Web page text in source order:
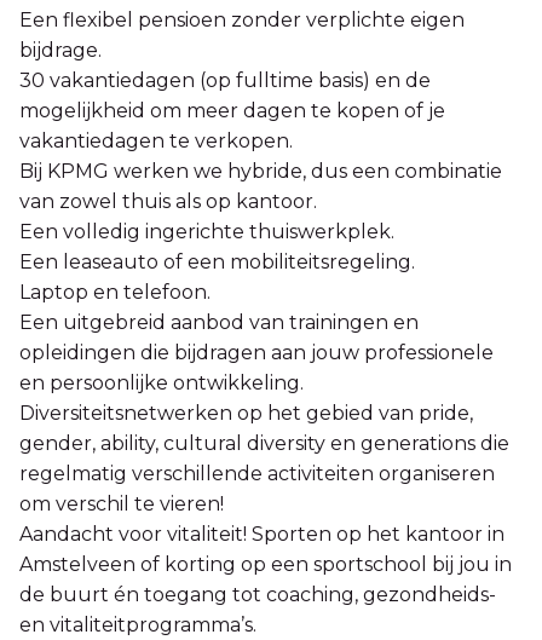
Een flexibel pensioen zonder verplichte eigen
bijdrage.
30 vakantiedagen (op fulltime basis) en de
mogelijkheid om meer dagen te kopen of je
vakantiedagen te verkopen.
Bij KPMG werken we hybride, dus een combinatie
van zowel thuis als op kantoor.
Een volledig ingerichte thuiswerkplek.
Een leaseauto of een mobiliteitsregeling.
Laptop en telefoon.
Een uitgebreid aanbod van trainingen en
opleidingen die bijdragen aan jouw professionele
en persoonlijke ontwikkeling.
Diversiteitsnetwerken op het gebied van pride,
gender, ability, cultural diversity en generations die
regelmatig verschillende activiteiten organiseren
om verschil te vieren!
Aandacht voor vitaliteit! Sporten op het kantoor in
Amstelveen of korting op een sportschool bij jou in
de buurt én toegang tot coaching, gezondheids-
en vitaliteitprogramma’s.